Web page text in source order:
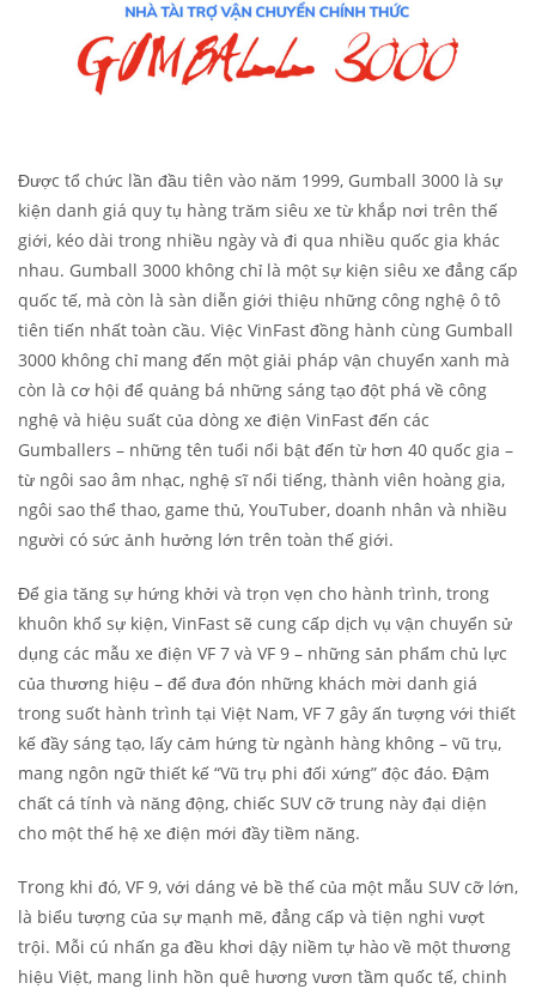
Được tổ chức lần đầu tiên vào năm 1999, Gumball 3000 là sự
kiện danh giá quy tụ hàng trăm siêu xe từ khắp nơi trên thế
giới, kéo dài trong nhiều ngày và đi qua nhiều quốc gia khác
nhau. Gumball 3000 không chỉ là một sự kiện siêu xe đẳng cấp
quốc tế, mà còn là sàn diễn giới thiệu những công nghệ ô tô
tiên tiến nhất toàn cầu. Việc VinFast đồng hành cùng Gumball
3000 không chỉ mang đến một giải pháp vận chuyển xanh mà
còn là cơ hội để quảng bá những sáng tạo đột phá về công
nghệ và hiệu suất của dòng xe điện VinFast đến các
Gumballers – những tên tuổi nổi bật đến từ hơn 40 quốc gia –
từ ngôi sao âm nhạc, nghệ sĩ nổi tiếng, thành viên hoàng gia,
ngôi sao thể thao, game thủ, YouTuber, doanh nhân và nhiều
người có sức ảnh hưởng lớn trên toàn thế giới.
Để gia tăng sự hứng khởi và trọn vẹn cho hành trình, trong
khuôn khổ sự kiện, VinFast sẽ cung cấp dịch vụ vận chuyển sử
dụng các mẫu xe điện VF 7 và VF 9 – những sản phẩm chủ lực
của thương hiệu – để đưa đón những khách mời danh giá
trong suốt hành trình tại Việt Nam, VF 7 gây ấn tượng với thiết
kế đầy sáng tạo, lấy cảm hứng từ ngành hàng không – vũ trụ,
mang ngôn ngữ thiết kế “Vũ trụ phi đối xứng” độc đáo. Đậm
chất cá tính và năng động, chiếc SUV cỡ trung này đại diện
cho một thế hệ xe điện mới đầy tiềm năng.
Trong khi đó, VF 9, với dáng vẻ bề thế của một mẫu SUV cỡ lớn,
là biểu tượng của sự mạnh mẽ, đẳng cấp và tiện nghi vượt
trội. Mỗi cú nhấn ga đều khơi dậy niềm tự hào về một thương
hiệu Việt, mang linh hồn quê hương vươn tầm quốc tế, chinh